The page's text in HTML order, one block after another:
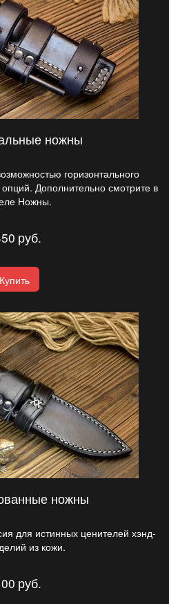
ножны
горизонтального
Дополнительно смотрите в
Ножны.
руб.
Купить
ножны
для истинных ценителей хэнд-
из кожи.
руб.